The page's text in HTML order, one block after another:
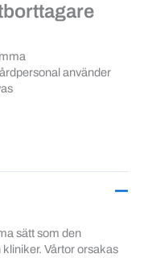
använder
sätt som den
Vårtor orsakas